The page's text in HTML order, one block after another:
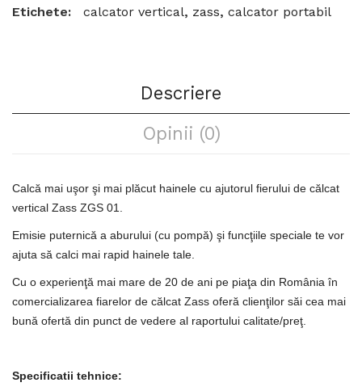
Etichete: calcator vertical, zass, calcator portabil
Descriere
Opinii (0)
Calcă mai uşor şi mai plăcut hainele cu ajutorul fierului de călcat
vertical Zass ZGS 01.
Emisie puternică a aburului (cu pompă) şi funcţiile speciale te vor
ajuta să calci mai rapid hainele tale.
Cu o experienţă mai mare de 20 de ani pe piaţa din România în
comercializarea fiarelor de călcat Zass oferă clienţilor săi cea mai
bună ofertă din punct de vedere al raportului calitate/preţ.
Specificatii tehnice: